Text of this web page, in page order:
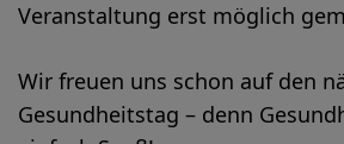
Veranstaltung erst möglich
Wir freuen uns schon auf den
Gesundheitstag – denn